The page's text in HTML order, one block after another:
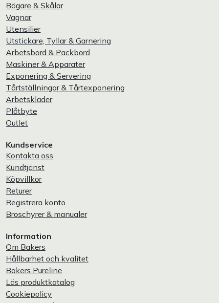
Bägare & Skålar
Vagnar
Utensilier
Utstickare, Tyllar & Garnering
Arbetsbord & Packbord
Maskiner & Apparater
Exponering & Servering
Tårtställningar & Tårtexponering
Arbetskläder
Plåtbyte
Outlet
Kundservice
Kontakta oss
Kundtjänst
Köpvillkor
Returer
Registrera konto
Broschyrer & manualer
Information
Om Bakers
Hållbarhet och kvalitet
Bakers Pureline
Läs produktkatalog
Cookiepolicy